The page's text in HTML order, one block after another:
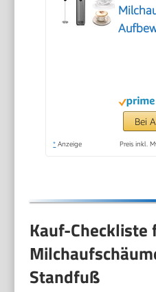
mit
Mini
Latte,
Bei
* Anzeige Preis inkl.
Kauf-Checkliste
Standfuß